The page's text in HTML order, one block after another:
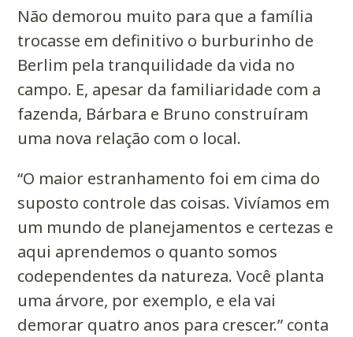
Não demorou muito para que a família
trocasse em definitivo o burburinho de
Berlim pela tranquilidade da vida no
campo. E, apesar da familiaridade com a
fazenda, Bárbara e Bruno construíram
uma nova relação com o local.
“O maior estranhamento foi em cima do
suposto controle das coisas. Vivíamos em
um mundo de planejamentos e certezas e
aqui aprendemos o quanto somos
codependentes da natureza. Você planta
uma árvore, por exemplo, e ela vai
demorar quatro anos para crescer.” conta